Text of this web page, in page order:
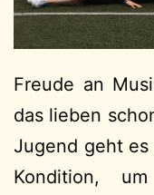
Freude an
das lieben
Jugend geht
Kondition,